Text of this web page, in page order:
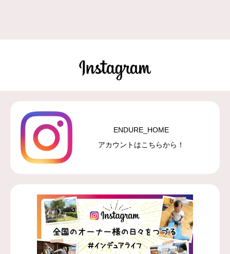
ENDURE_HOME
アカウントはこちらから！